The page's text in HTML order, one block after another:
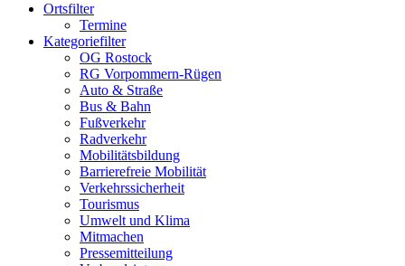
Ortsfilter
Termine
Kategoriefilter
OG Rostock
RG Vorpommern-Rügen
Auto & Straße
Bus & Bahn
Fußverkehr
Radverkehr
Mobilitätsbildung
Barrierefreie Mobilität
Verkehrssicherheit
Tourismus
Umwelt und Klima
Mitmachen
Pressemitteilung